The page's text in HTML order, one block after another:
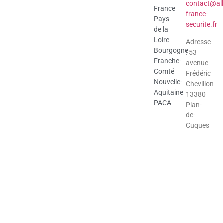
France
Pays
de la
Loire
Bourgogne
Franche-
Comté
Nouvelle-
Aquitaine
PACA
france-
securite.fr
Adresse
: 53
avenue
Frédéric
Chevillon
13380
Plan-
de-
Cuques